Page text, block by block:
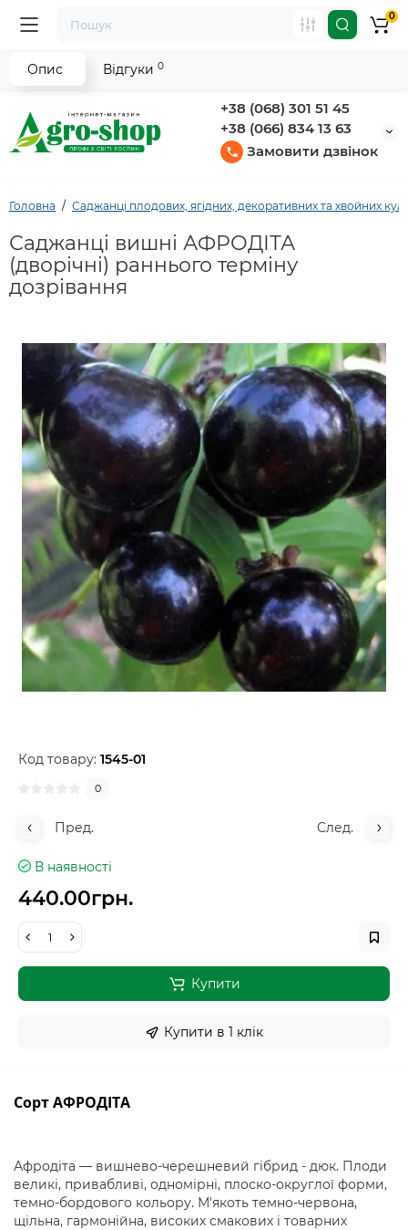
+38 (068) 301 51 45
+38 (066) 834 13 63
Замовити дзвінок
0
Головна Саджанці плодових, ягідних, декоративних та хвойних
Саджанці вишні АФРОДІТА
(дворічні) раннього терміну
дозрівання
Код товару: 1545-01
0
Пред. След.
В наявності
440.00грн.
Купити
Купити в 1 клiк
Опис Відгуки 0
Сорт АФРОДІТА
Афродіта — вишнево-черешневий гібрид - дюк. Плоди
великі, привабливі, одномірні, плоско-округлої форми,
темно-бордового кольору. М'якоть темно-червона,
щільна, гармонійна, високих смакових і товарних